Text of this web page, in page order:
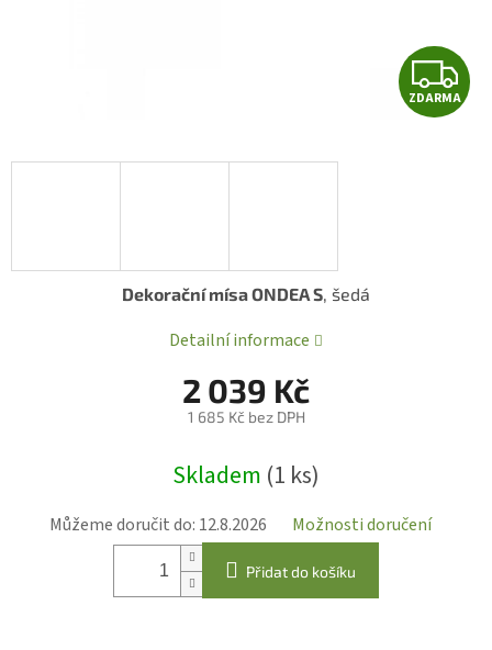
Z
D
ZDARMA
2 039 Kč
1 685 Kč bez DPH
cena:
Skladem (1 ks)
Můžeme doručit do: 12.8.2026 Možnosti doručení
Přidat do košíku
Dekorační mísa ONDEA S, šedá
Detailní informace